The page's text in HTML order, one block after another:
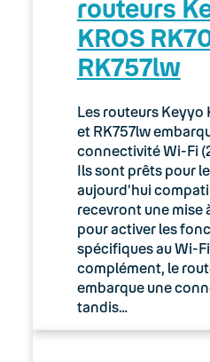
02. Espace client :
03. Accès Internet
04. Téléphonie fixe
05. Téléphonie Mobile
06. Cybersécurité
Keyyo Connect
Keyyo Visio
routeurs
KROS
RK757lw
Les routeurs Keyyo
et RK757lw
connectivité Wi-Fi
Ils sont prêts pour
aujourd’hui
recevront une mise
pour activer les
spécifiques au Wi-Fi
complément, le
embarque une
tandis…